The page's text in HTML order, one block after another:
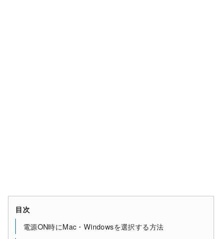
目次
電源ON時にMac・Windowsを選択する方法